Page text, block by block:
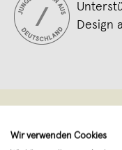
Design
Wir verwenden Cookies